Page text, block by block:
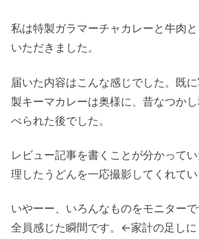
私は特製ガラマーチャカレーと牛肉
いただきました。
届いた内容はこんな感じでした。既
製キーマカレーは奥様に、昔なつか
べられた後でした。
レビュー記事を書くことが分かって
理したうどんを一応撮影してくれてい
いやーー、いろんなものをモニター
全員感じた瞬間です。←家計の足しに